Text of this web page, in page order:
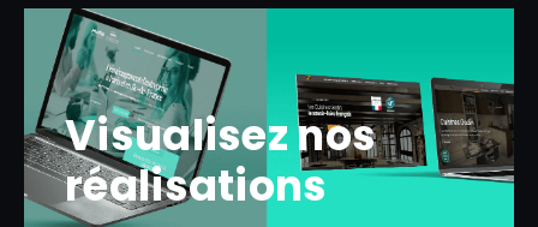
Visualisez nos
réalisations